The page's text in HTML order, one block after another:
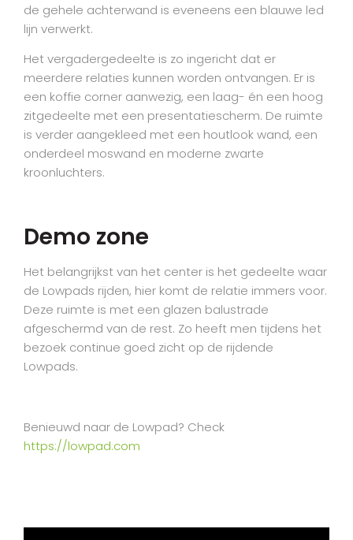
de gehele achterwand is eveneens een blauwe led
lijn verwerkt.
Het vergadergedeelte is zo ingericht dat er
meerdere relaties kunnen worden ontvangen. Er is
een koffie corner aanwezig, een laag- én een hoog
zitgedeelte met een presentatiescherm. De ruimte
is verder aangekleed met een houtlook wand, een
onderdeel moswand en moderne zwarte
kroonluchters.
Demo zone
Het belangrijkst van het center is het gedeelte waar
de Lowpads rijden, hier komt de relatie immers voor.
Deze ruimte is met een glazen balustrade
afgeschermd van de rest. Zo heeft men tijdens het
bezoek continue goed zicht op de rijdende
Lowpads.
Benieuwd naar de Lowpad? Check
https://lowpad.com